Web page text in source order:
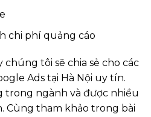
chi phí quảng cáo
chúng tôi sẽ chia sẻ cho các
Ads tại Hà Nội uy tín.
trong ngành và được nhiều
Cùng tham khảo trong bài